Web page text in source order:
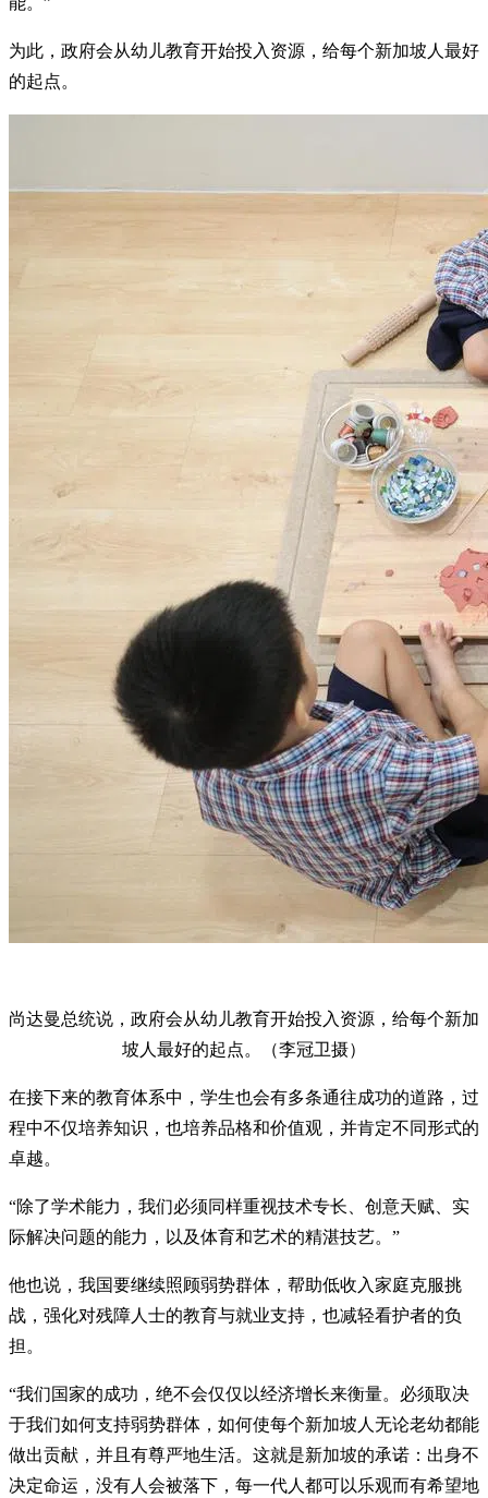
为此，政府会从幼儿教育开始投入资源，给每个新加坡人最好
的起点。
尚达曼总统说，政府会从幼儿教育开始投入资源，给每个新加
坡人最好的起点。（李冠卫摄）
在接下来的教育体系中，学生也会有多条通往成功的道路，过
程中不仅培养知识，也培养品格和价值观，并肯定不同形式的
卓越。
“除了学术能力，我们必须同样重视技术专长、创意天赋、实
际解决问题的能力，以及体育和艺术的精湛技艺。”
他也说，我国要继续照顾弱势群体，帮助低收入家庭克服挑
战，强化对残障人士的教育与就业支持，也减轻看护者的负
担。
“我们国家的成功，绝不会仅仅以经济增长来衡量。必须取决
于我们如何支持弱势群体，如何使每个新加坡人无论老幼都能
做出贡献，并且有尊严地生活。这就是新加坡的承诺：出身不
决定命运，没有人会被落下，每一代人都可以乐观而有希望地